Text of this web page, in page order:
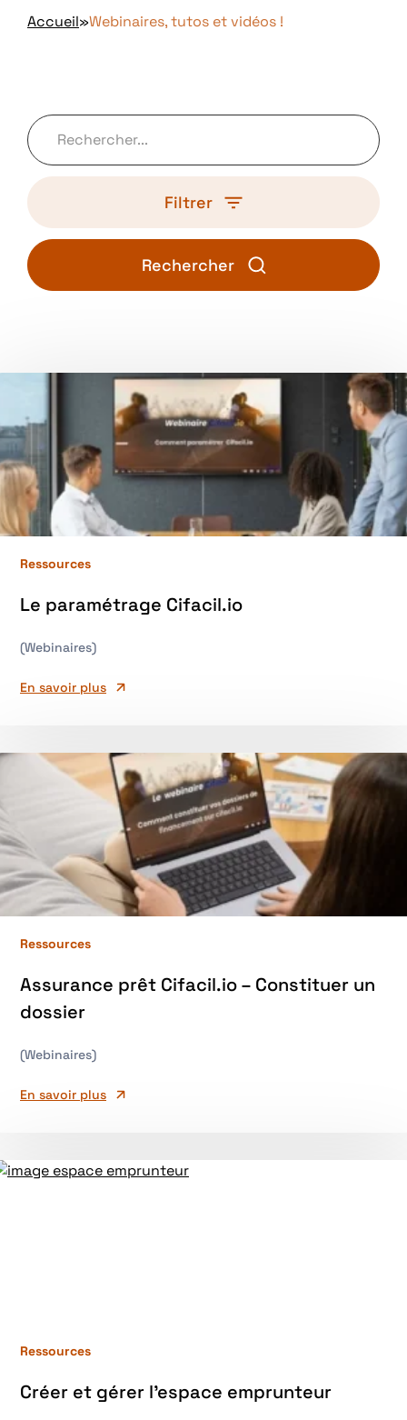
démo
Accueil»Webinaires, tutos et vidéos !
Filtrer
Rechercher
Ressources
Le paramétrage Cifacil.io
(Webinaires)
En savoir plus
Ressources
Assurance prêt Cifacil.io – Constituer un
dossier
(Webinaires)
En savoir plus
Ressources
Créer et gérer l’espace emprunteur